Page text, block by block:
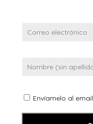
Envíamelo al email